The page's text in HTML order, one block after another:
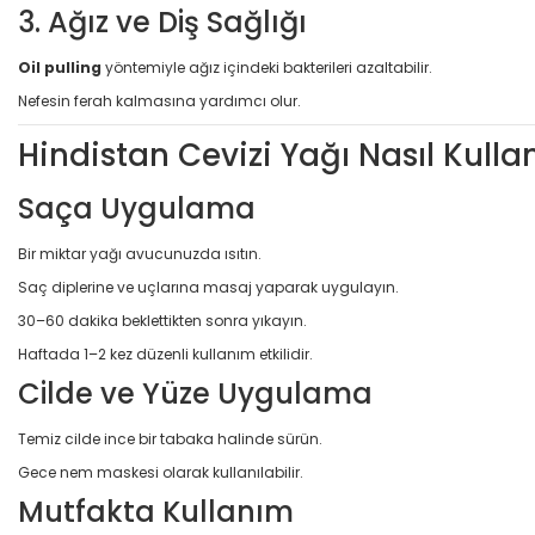
3. Ağız ve Diş Sağlığı
Oil pulling yöntemiyle ağız içindeki bakterileri azaltabilir.
Nefesin ferah kalmasına yardımcı olur.
Hindistan Cevizi Yağı Nasıl
Saça Uygulama
Bir miktar yağı avucunuzda ısıtın.
Saç diplerine ve uçlarına masaj yaparak uygulayın.
30–60 dakika beklettikten sonra yıkayın.
Haftada 1–2 kez düzenli kullanım etkilidir.
Cilde ve Yüze Uygulama
Temiz cilde ince bir tabaka halinde sürün.
Gece nem maskesi olarak kullanılabilir.
Mutfakta Kullanım